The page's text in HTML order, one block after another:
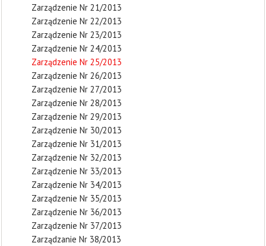
Zarządzenie Nr 21/2013
Zarządzenie Nr 22/2013
Zarządzenie Nr 23/2013
Zarządzenie Nr 24/2013
Zarządzenie Nr 25/2013
Zarządzenie Nr 26/2013
Zarządzenie Nr 27/2013
Zarządzenie Nr 28/2013
Zarządzenie Nr 29/2013
Zarządzenie Nr 30/2013
Zarządzenie Nr 31/2013
Zarządzenie Nr 32/2013
Zarządzenie Nr 33/2013
Zarządzenie Nr 34/2013
Zarządzenie Nr 35/2013
Zarządzenie Nr 36/2013
Zarządzenie Nr 37/2013
Zarządzanie Nr 38/2013